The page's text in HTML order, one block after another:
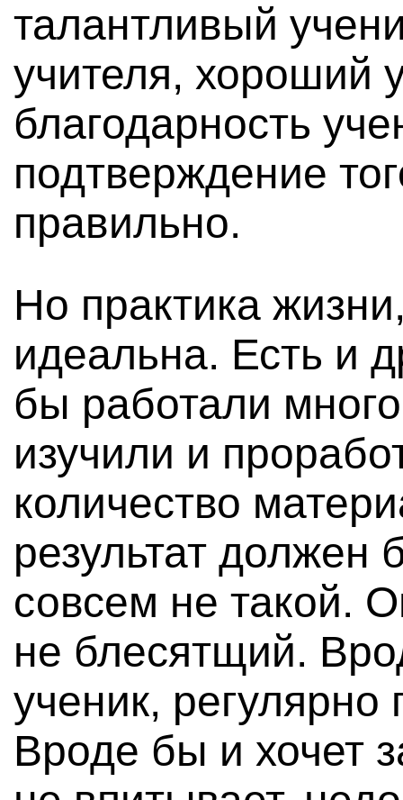
талантливый
учителя, хороший
благодарность
подтверждение
правильно.
Но практика
идеальна. Есть и
бы работали
изучили и
количество
результат
совсем не такой.
не блесятщий.
ученик,
Вроде бы и хочет